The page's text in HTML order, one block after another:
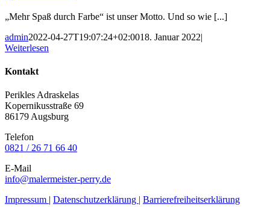
„Mehr Spaß durch Farbe“ ist unser Motto. Und so wie [...]
admin2022-04-27T19:07:24+02:0018. Januar 2022|
Weiterlesen
Kontakt
Perikles Adraskelas
Kopernikusstraße 69
86179 Augsburg
Telefon
0821 / 26 71 66 40
E-Mail
info@malermeister-perry.de
Impressum | Datenschutzerklärung | Barrierefreiheitserklärung